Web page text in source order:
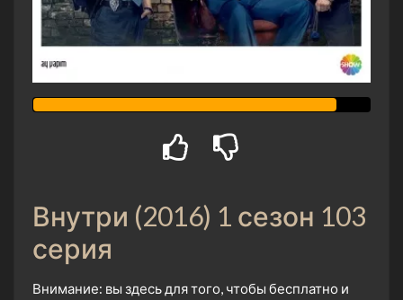
Внутри (2016) 1 сезон 103
серия
Внимание: вы здесь для того, чтобы бесплатно и